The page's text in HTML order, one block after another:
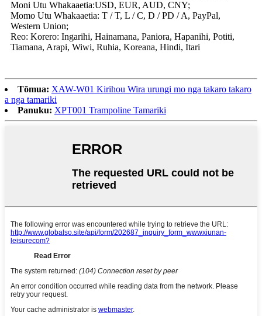
Moni Utu Whakaaetia:USD, EUR, AUD, CNY;
Momo Utu Whakaaetia: T / T, L / C, D / PD / A, PayPal,
Western Union;
Reo: Korero: Ingarihi, Hainamana, Paniora, Hapanihi, Potiti,
Tiamana, Arapi, Wiwi, Ruhia, Koreana, Hindi, Itari
Tōmua: XAW-W01 Kirihou Wira urungi mo nga takaro takaro
a nga tamariki
Panuku: XPT001 Trampoline Tamariki